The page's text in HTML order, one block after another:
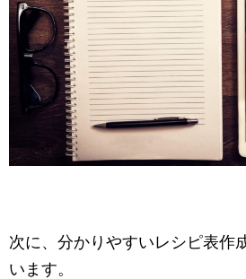
次に、分かりやすいレシピ表作
います。